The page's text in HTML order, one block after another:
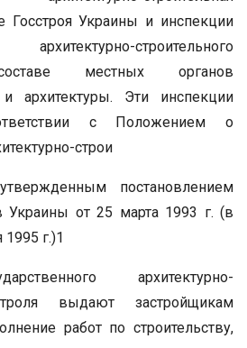
Госстроя Украины и инспекции
строительного
местных органов
и архитектуры. Эти инспекции
с Положением о
строи
постановлением
Украины от 25 марта 1993 г. (в
г.)1
архитектурно-
выдают застройщикам
работ по строительству,